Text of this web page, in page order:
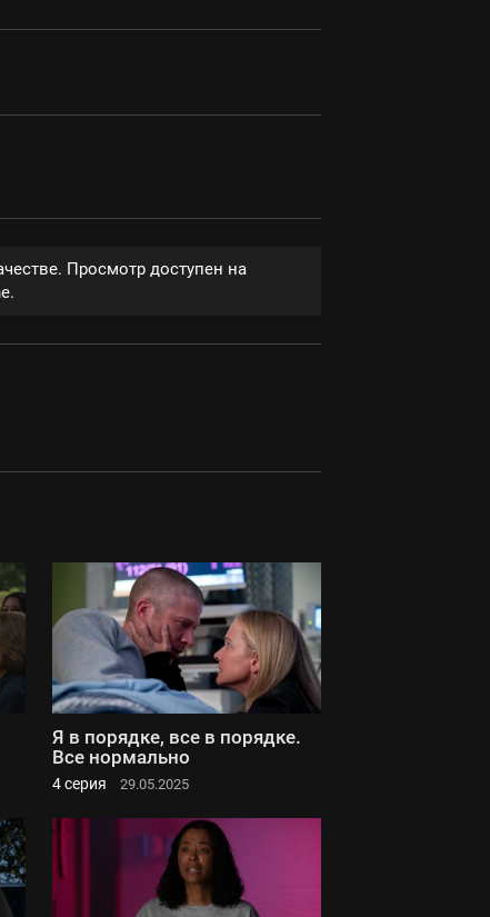
Просмотр доступен на
Я в порядке, все в порядке.
Все нормально
4 серия 29.05.2025